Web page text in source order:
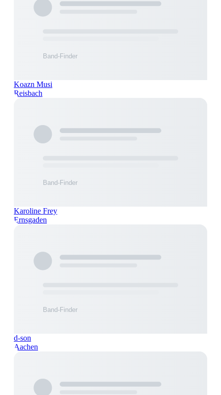
Koazn Musi
Reisbach
Karoline Frey
Ernsgaden
d-son
Aachen